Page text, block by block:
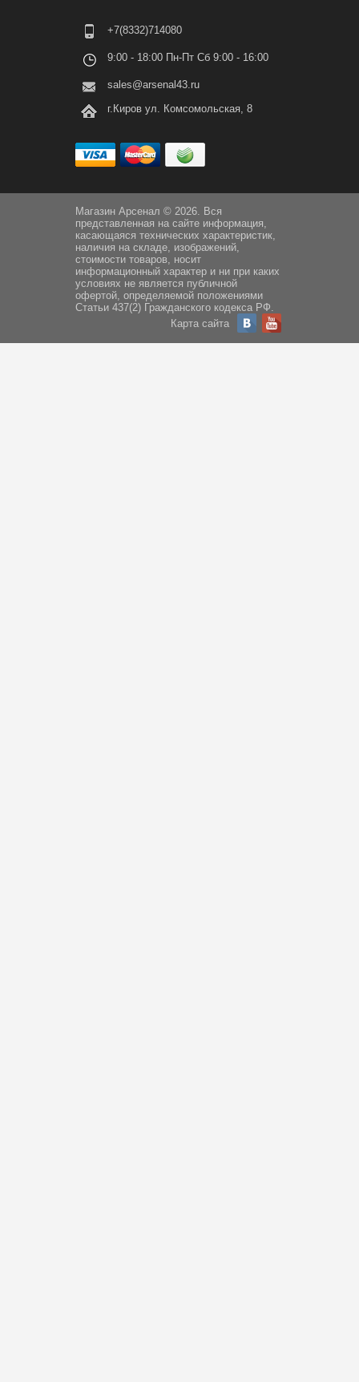
+7(8332)714080
9:00 - 18:00 Пн-Пт Сб 9:00 - 16:00
sales@arsenal43.ru
г.Киров ул. Комсомольская, 8
Магазин Арсенал © 2026. Вся
представленная на сайте информация,
касающаяся технических характеристик,
наличия на складе, изображений,
стоимости товаров, носит
информационный характер и ни при каких
условиях не является публичной
офертой, определяемой положениями
Статьи 437(2) Гражданского кодекса РФ.
Карта сайта